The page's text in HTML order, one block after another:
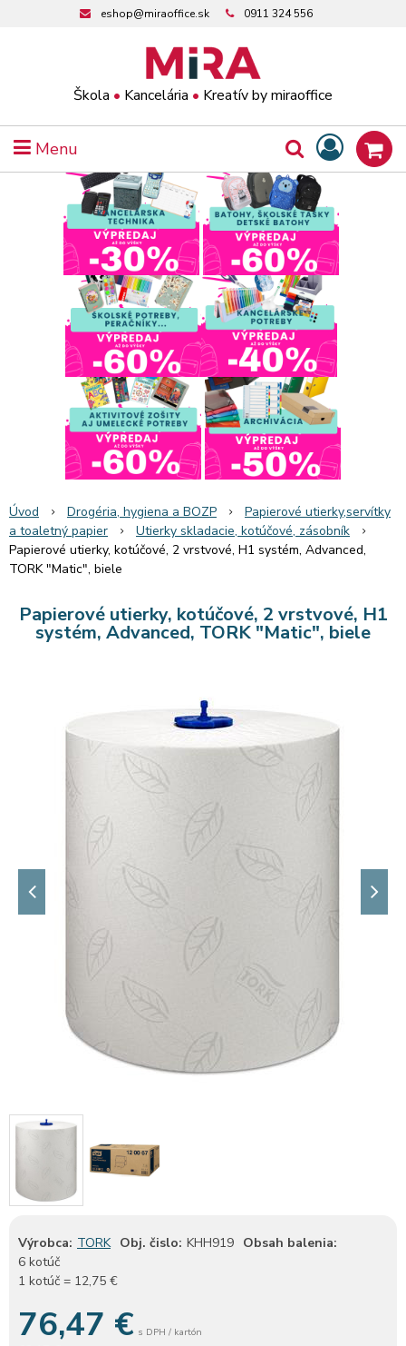
Škola • Kancelária • Kreatív by miraoffice
eshop@miraoffice.sk 0911 324 556
Menu
Úvod Drogéria, hygiena a BOZP
Papierové utierky,servítky
a toaletný papier
Utierky skladacie, kotúčové, zásobník
Papierové utierky, kotúčové, 2 vrstvové, H1 systém, Advanced,
TORK "Matic", biele
Papierové utierky, kotúčové, 2 vrstvové, H1
systém, Advanced, TORK "Matic", biele
Výrobca: TORK Obj. čislo: KHH919 Obsah balenia:
6 kotúč
1 kotúč = 12,75 €
76,47 € s DPH / kartón